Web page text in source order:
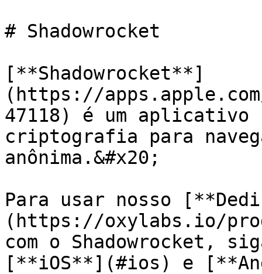
# Shadowrocket
[**Shadowrocket**]
(https://
47118) é um aplicativo
criptografia para
anônima.&#x20;
Para usar nosso
(https://oxylabs.io/
com o Shadowrocket,
[**iOS**](#ios) e